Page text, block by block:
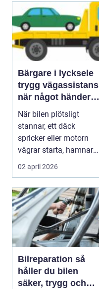
Bärgare i lycksele
trygg vägassistans
när något händer
på vägen
När bilen plötsligt
stannar, ett däck
spricker eller motorn
vägrar starta, hamnar
många i samma läge...
02 april 2026
Bilreparation så
håller du bilen
säker, trygg och